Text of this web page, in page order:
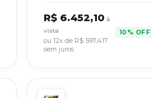
R$ 6.452,10 à
vista
ou 12x de R$ 597,417
sem juros
10% OFF